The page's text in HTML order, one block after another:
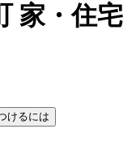
家・住宅
けるには